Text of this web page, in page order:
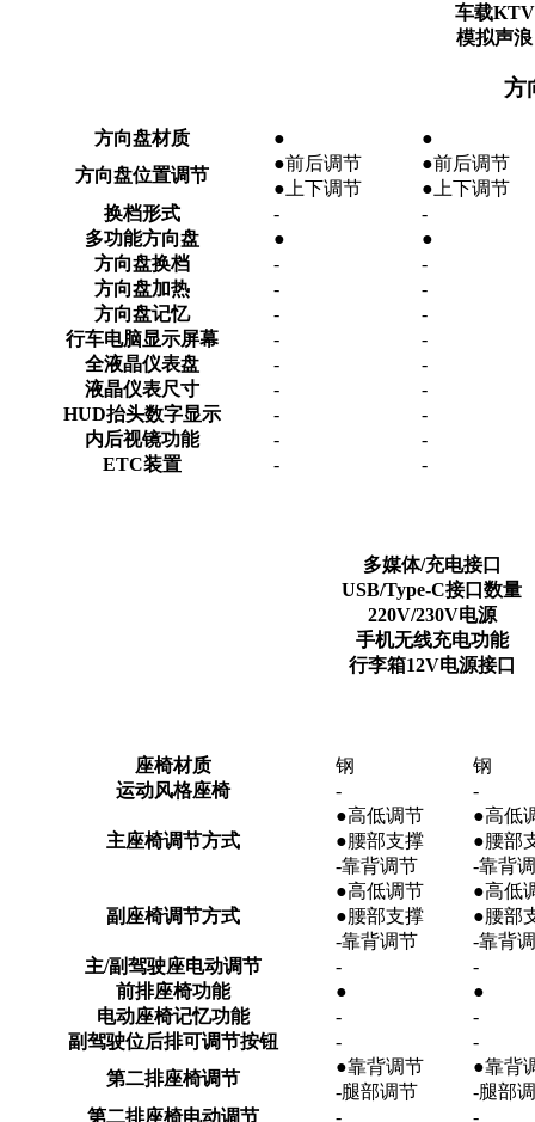
车载KTV
模拟声浪
方
方向盘材质 ●
●
方向盘位置调节
●前后调节
●上下调节
●前后调节
●上下调节
换档形式
-
-
多功能方向盘
●
●
方向盘换档
-
-
方向盘加热
-
-
方向盘记忆
-
-
行车电脑显示屏幕
-
-
全液晶仪表盘
-
-
液晶仪表尺寸
-
-
HUD抬头数字显示
-
-
内后视镜功能
-
-
ETC装置
- -
多媒体/充电接口
USB/Type-C接口数量
220V/230V电源
手机无线充电功能
行李箱12V电源接口
座椅材质 钢
钢
运动风格座椅
- -
主座椅调节方式
●高低调节
●腰部支撑
-靠背调节
●高低
●腰部
-靠背
副座椅调节方式
●高低调节
●腰部支撑
-靠背调节
●高低
●腰部
-靠背
主/副驾驶座电动调节
-
-
前排座椅功能
●
●
电动座椅记忆功能
-
-
副驾驶位后排可调节按钮
-
-
第二排座椅调节
●靠背调节
-腿部调节
●靠背
-腿部
第二排座椅电动调节
- -